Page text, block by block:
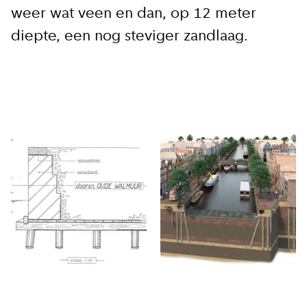
weer wat veen en dan, op 12 meter
diepte, een nog steviger zandlaag.